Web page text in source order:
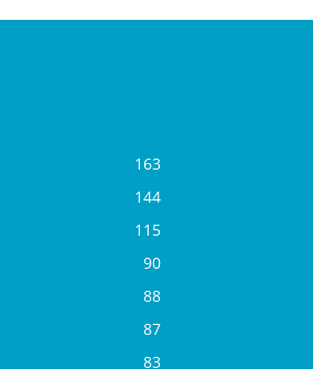
163
144
115
90
88
87
83